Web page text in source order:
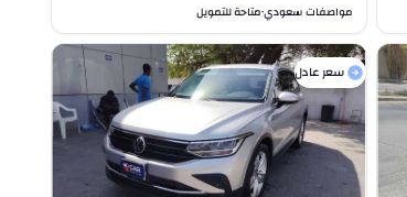
مواصفات سعودي•متاحة للتمويل
سعر عادل